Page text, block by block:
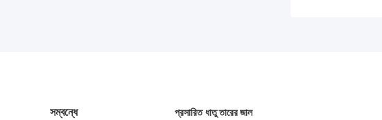
সম্বন্ধে প্রসারিত ধাতু তারের জাল